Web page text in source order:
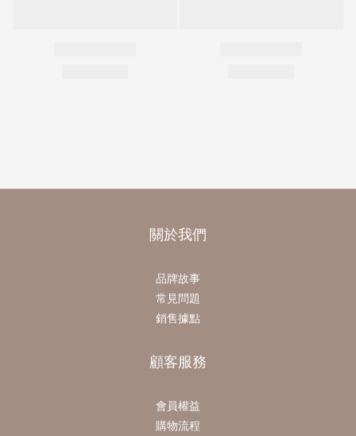
關於我們
品牌故事
常見問題
銷售據點
顧客服務
會員權益
購物流程